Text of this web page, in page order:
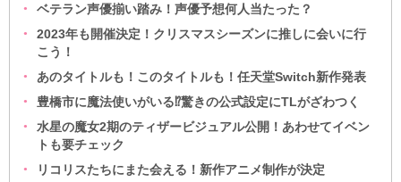
ベテラン声優揃い踏み！声優予想何人当たった？
2023年も開催決定！クリスマスシーズンに推しに会いに行
こう！
あのタイトルも！このタイトルも！任天堂Switch新作発表
豊橋市に魔法使いがいる⁉驚きの公式設定にTLがざわつく
水星の魔女2期のティザービジュアル公開！あわせてイベン
トも要チェック
リコリスたちにまた会える！新作アニメ制作が決定